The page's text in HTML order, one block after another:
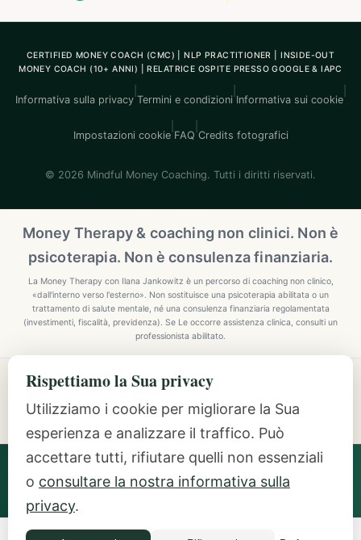
CERTIFIED MONEY COACH (CMC) | NLP PRACTITIONER | INSIDE-OUT
MONEY COACH (10+ ANNI) | RELATRICE OSPITE PRESSO GOOGLE & IAPC
Informativa sulla privacy Termini e condizioni Informativa sui cookie
Impostazioni cookie FAQ Credits fotografici
© 2026 Mindful Money Coaching. Tutti i diritti riservati.
Money Therapy & coaching non clinici. Non è
psicoterapia. Non è consulenza finanziaria.
La Money Therapy con Ilana Jankowitz è un percorso di coaching non clinico,
«dall'interno verso l'esterno». Non sostituisce una psicoterapia abilitata o un
trattamento di salute mentale, né una consulenza finanziaria regolamentata
(investimenti, fiscalità, previdenza). Se Le occorre assistenza clinica, consulti un
professionista abilitato.
Explore Mindful Money Coaching
Programmes, archetypes, the Inside-Out Method, and
resources.
Ilana Jankowitz· Certified Money Coach (CMC) · NLP
Practitioner · Inside-Out Money Coach (10+ Years) ·
Rispettiamo la Sua privacy
Utilizziamo i cookie per migliorare la Sua
esperienza e analizzare il traffico. Può
accettare tutti, rifiutare quelli non essenziali
o consultare la nostra informativa sulla
privacy.